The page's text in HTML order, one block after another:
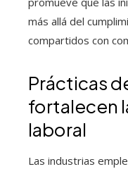
más allá del
compartidos con
Prácticas
fortalecen
laboral
Las industrias